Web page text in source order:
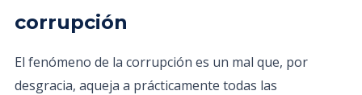
corrupción
El fenómeno de la corrupción es un mal que, por
desgracia, aqueja a prácticamente todas las